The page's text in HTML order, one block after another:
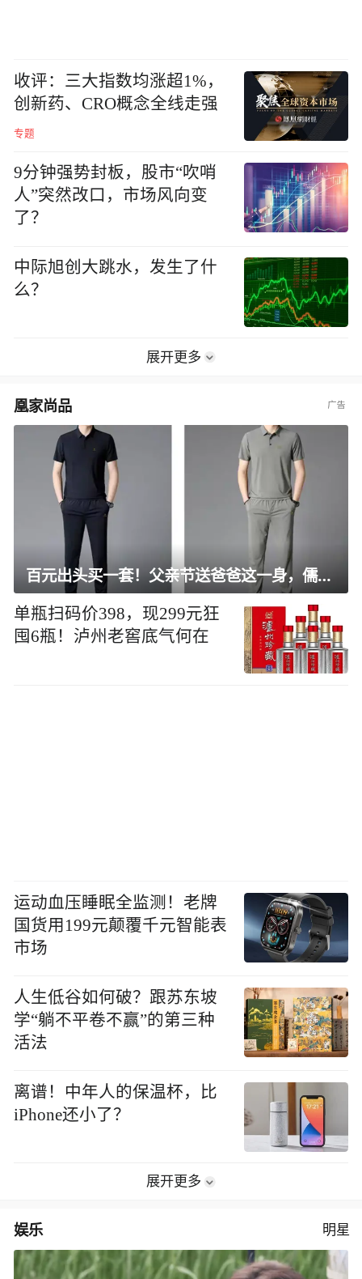
收评：三大指数均涨超1%，
创新药、CRO概念全线走强
专题
9分钟强势封板，股市“吹哨
人”突然改口，市场风向变
了？
中际旭创大跳水，发生了什
么？
展开更多
凰家尚品
百元出头买一套！父亲节送爸爸这一身，儒雅有型还凉爽
单瓶扫码价398，现299元狂
囤6瓶！泸州老窖底气何在
运动血压睡眠全监测！老牌
国货用199元颠覆千元智能表
市场
人生低谷如何破？跟苏东坡
学“躺不平卷不赢”的第三种
活法
离谱！中年人的保温杯，比
iPhone还小了？
展开更多
娱乐 明星